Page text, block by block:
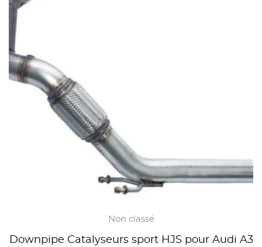
Non classé
Downpipe Catalyseurs sport HJS pour Audi A3